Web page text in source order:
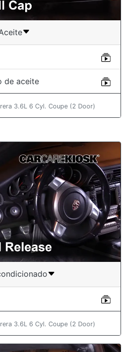
de aceite
3.6L 6 Cyl. Coupe (2 Door)
3.6L 6 Cyl. Coupe (2 Door)